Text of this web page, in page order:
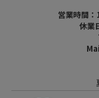
営業時間
休業